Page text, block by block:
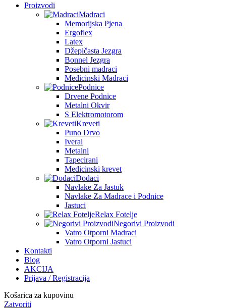
Proizvodi
Madraci
Memorijska Pjena
Ergoflex
Latex
Džepičasta Jezgra
Bonnel Jezgra
Posebni madraci
Medicinski Madraci
Podnice
Drvene Podnice
Metalni Okvir
S Elektromotorom
Kreveti
Puno Drvo
Iveral
Metalni
Tapecirani
Medicinski krevet
Dodaci
Navlake Za Jastuk
Navlake Za Madrace i Podnice
Jastuci
Relax Fotelje
Negorivi Proizvodi
Vatro Otporni Madraci
Vatro Otporni Jastuci
Kontakti
Blog
AKCIJA
Prijava / Registracija
Košarica za kupovinu
Zatvoriti